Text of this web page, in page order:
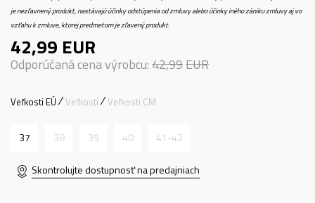
je nezľavnený produkt, nastávajú účinky odstúpenia od zmluvy alebo účinky iného zániku zmluvy aj vo
vzťahu k zmluve, ktorej predmetom je zľavený produkt.
42,99 EUR
Odporúčaná cena výrobcu:42,99EUR
Veľkosti EÚ Veľkosti Veľkosti CM
37 38 39 40 41-42
Skontrolujte dostupnosť na predajniach